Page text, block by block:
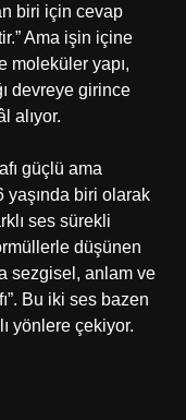
biri için cevap
Ama işin içine
moleküler yapı,
devreye girince
alıyor.
güçlü ama
yaşında biri olarak
ses sürekli
düşünen
sezgisel, anlam ve
Bu iki ses bazen
yönlere çekiyor.